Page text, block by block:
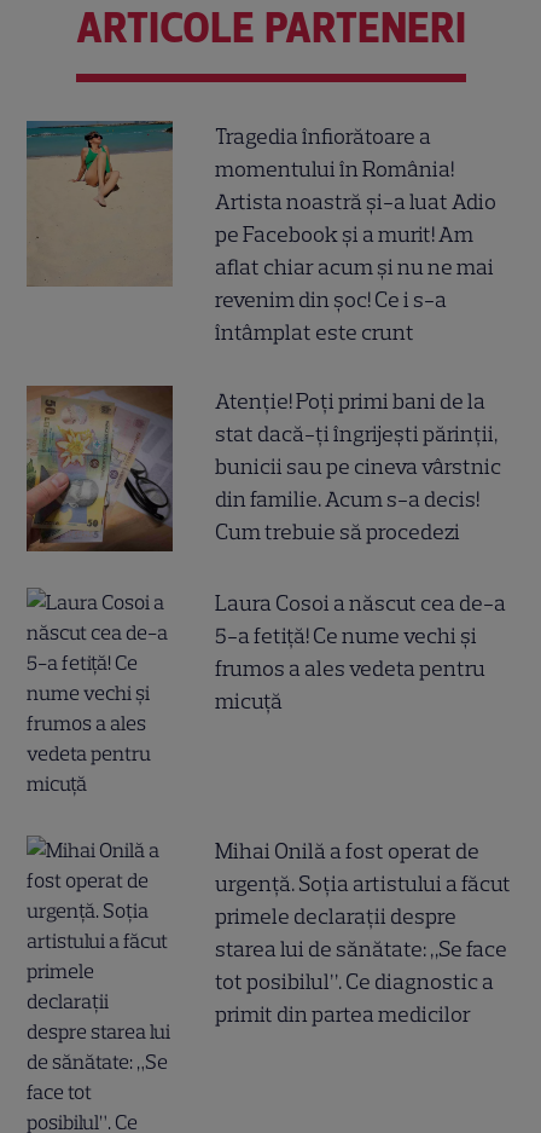
ARTICOLE PARTENERI
Tragedia înfiorătoare a
momentului în România!
Artista noastră și-a luat Adio
pe Facebook și a murit! Am
aflat chiar acum și nu ne mai
revenim din șoc! Ce i s-a
întâmplat este crunt
Atenție! Poți primi bani de la
stat dacă-ți îngrijești părinții,
bunicii sau pe cineva vârstnic
din familie. Acum s-a decis!
Cum trebuie să procedezi
Laura Cosoi a născut cea de-a
5-a fetiță! Ce nume vechi și
frumos a ales vedeta pentru
micuță
Mihai Onilă a fost operat de
urgență. Soția artistului a făcut
primele declarații despre
starea lui de sănătate: „Se face
tot posibilul”. Ce diagnostic a
primit din partea medicilor